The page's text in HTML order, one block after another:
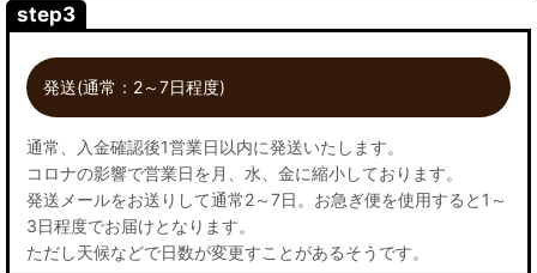
step3
発送(通常：2～7日程度)
通常、入金確認後1営業日以内に発送いたします。
コロナの影響で営業日を月、水、金に縮小しております。
発送メールをお送りして通常2～7日。お急ぎ便を使用すると1～
3日程度でお届けとなります。
ただし天候などで日数が変更すことがあるそうです。